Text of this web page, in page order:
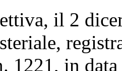
il 2
1221, in data